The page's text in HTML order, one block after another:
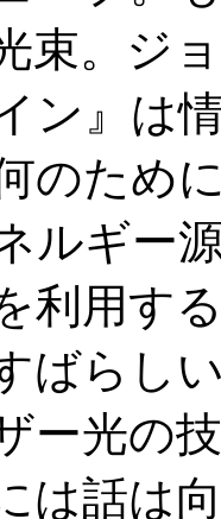
束。ジ
ン』は
のため
ルギー
利用す
ばらし
ー光の
は話は